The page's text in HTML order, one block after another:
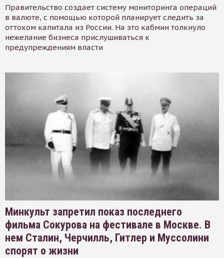
Правительство создает систему мониторинга операций
в валюте, с помощью которой планирует следить за
оттоком капитала из России. На это кабмин толкнуло
нежелание бизнеса прислушиваться к
предупреждениям власти
Минкульт запретил показ последнего
фильма Сокурова на фестивале в Москве. В
нем Сталин, Черчилль, Гитлер и Муссолини
спорят о жизни